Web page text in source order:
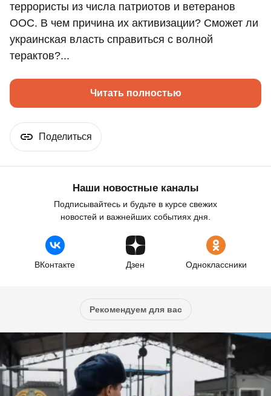
террористы из числа патриотов и ветеранов
ООС. В чем причина их активизации? Сможет ли
украинская власть справиться с волной
терактов?...
Читать полностью
Поделиться
Наши новостные каналы
Подписывайтесь и будьте в курсе свежих
новостей и важнейших событиях дня.
ВКонтакте Дзен Одноклассники
Рекомендуем для вас